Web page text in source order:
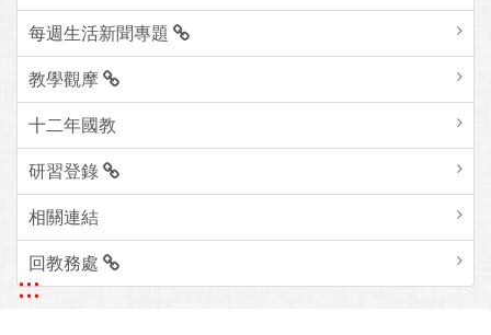
每週生活新聞專題
教學觀摩
十二年國教
研習登錄
相關連結
回教務處
:::